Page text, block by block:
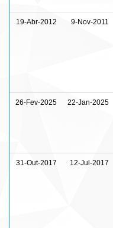
19-Abr-2012 9-Nov-2011
26-Fev-2025 22-Jan-2025
31-Out-2017 12-Jul-2017